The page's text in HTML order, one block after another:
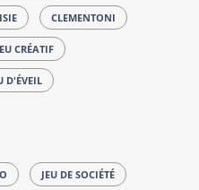
CLEMENTONI
CRÉATIF
D'ÉVEIL
JEU DE SOCIÉTÉ